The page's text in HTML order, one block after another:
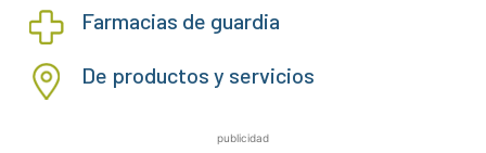
Farmacias de guardia
De productos y servicios
publicidad